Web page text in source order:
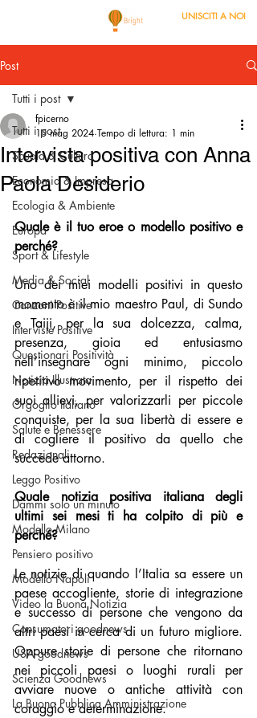
UNISCITI A NOI
Post
Tutti i post
Scuola & Cultura
Economia & Impresa
Ecologia & Ambiente
Europa
Sport & Lifestyle
Media & Social
Canzoni Positive
Interviste Positive
Questionari Positività
Notizia Illustrata
Orgoglio Italiano
Salute e Benessere
Redazionali
Leggo Positivo
Dammi solo un minuto
Modello Milano
Pensiero positivo
Modello Napoli
Video la Buona Notizia
Consumatori goodnews
USA goodnews
Scienza Goodnews
La Buona Pubblica Amministrazione
Tutti i post
Intervista positiva con Anna
Paola Desiderio
fpicerno
15 mag 2024 Tempo di lettura: 1 min
Quale è il tuo eroe o modello positivo e
perché?
Uno dei miei modelli positivi in questo
momento è il mio maestro Paul, di Sundo
e Taiji, per la sua dolcezza, calma,
presenza, gioia ed entusiasmo
nell’insegnare ogni minimo, piccolo
ripetitivo movimento, per il rispetto dei
suoi allievi, per valorizzarli per piccole
conquiste, per la sua libertà di essere e
di cogliere il positivo da quello che
succede attorno.
Quale notizia positiva italiana degli
ultimi sei mesi ti ha colpito di più e
perché?
Le notizie di quando l’Italia sa essere un
paese accogliente, storie di integrazione
e successo di persone che vengono da
altri paesi in cerca di un futuro migliore.
Oppure storie di persone che ritornano
nei piccoli paesi o luoghi rurali per
avviare nuove o antiche attività con
coraggio e determinazione.